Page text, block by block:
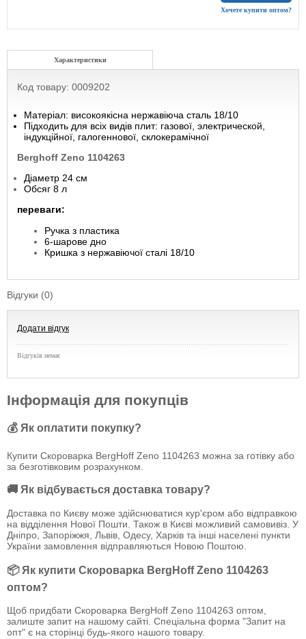
Хочете купити оптом?
Характеристики
Код товару: 0009202
Матеріал: високоякісна нержавіюча сталь 18/10
Підходить для всіх видів плит: газової, электрической,
індукційної, галогеннової, склокерамічної
Berghoff Zeno 1104263
Діаметр 24 см
Обсяг 8 л
переваги:
Ручка з пластика
6-шарове дно
Кришка з нержавіючої сталі 18/10
Відгуки (0)
Додати відгук
Відгуків немає
Інформація для покупців
💰 Як оплатити покупку?
Купити Скороварка BergHoff Zeno 1104263 можна за готівку або
за безготівковим розрахунком.
🚚 Як відбувається доставка товару?
Доставка по Києву може здійснюватися кур'єром або відправкою
на відділення Нової Пошти. Також в Києві можливий самовивіз. У
Дніпро, Запоріжжя, Львів, Одесу, Харків та інші населені пункти
України замовлення відправляються Новою Поштою.
📦 Як купити Скороварка BergHoff Zeno 1104263
оптом?
Щоб придбати Скороварка BergHoff Zeno 1104263 оптом,
залиште запит на нашому сайті. Спеціальна форма "Запит на
опт" є на сторінці будь-якого нашого товару.